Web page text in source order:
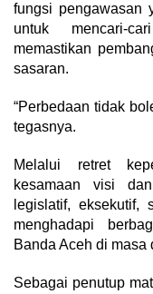
fungsi pengawasan
untuk mencari-
memastikan
sasaran.
“Perbedaan tidak
tegasnya.
Melalui retret
kesamaan visi
legislatif, eksekutif,
menghadapi
Banda Aceh di masa
Sebagai penutup